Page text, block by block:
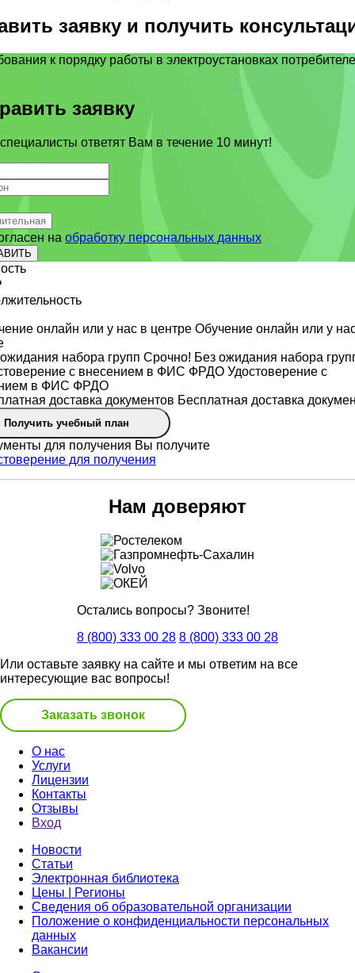
заявку и получить
заявку
ответят Вам в течение 10 минут!
на обработку персональных данных
Обучение онлайн или у
Срочно! Без ожидания набора
Удостоверение с
в ФИС ФРДО
Бесплатная доставка
Получить учебный план
Вы получите
Нам доверяют
Остались вопросы? Звоните!
8 (800) 333 00 28 8 (800) 333 00 28
Или оставьте заявку на сайте и мы ответим на все
интересующие вас вопросы!
Заказать звонок
О нас
Услуги
Лицензии
Контакты
Отзывы
Вход
Новости
Статьи
Электронная библиотека
Цены | Регионы
Сведения об образовательной организации
Положение о конфиденциальности персональных
данных
Вакансии